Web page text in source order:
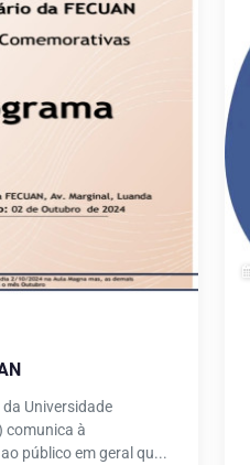
Universidade
comunica à
público em geral qu...